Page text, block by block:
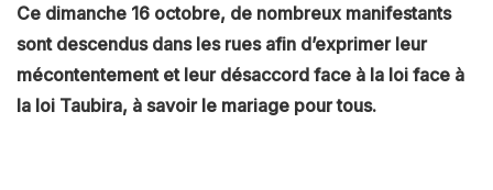
Ce dimanche 16 octobre, de nombreux manifestants
sont descendus dans les rues afin d’exprimer leur
mécontentement et leur désaccord face à la loi face à
la loi Taubira, à savoir le mariage pour tous.